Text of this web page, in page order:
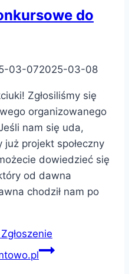
do
03-072025-03-08
Zgłosiliśmy się
organizowanego
nam się uda,
projekt społeczny
dowiedzieć się
od dawna
chodził nam po
Zgłoszenie